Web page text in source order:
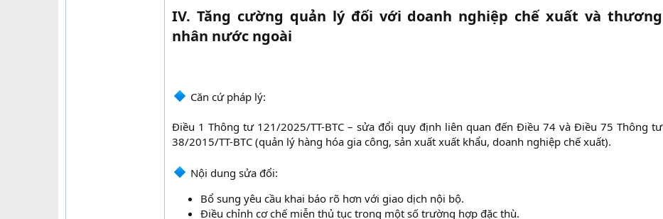
IV. Tăng cường quản lý đối với doanh nghiệp chế xuất và thương
nhân nước ngoài
Căn cứ pháp lý:
Điều 1 Thông tư 121/2025/TT-BTC – sửa đổi quy định liên quan đến Điều 74 và Điều 75 Thông tư
38/2015/TT-BTC (quản lý hàng hóa gia công, sản xuất xuất khẩu, doanh nghiệp chế xuất).
Nội dung sửa đổi:​
Bổ sung yêu cầu khai báo rõ hơn với giao dịch nội bộ.​
Điều chỉnh cơ chế miễn thủ tục trong một số trường hợp đặc thù.​